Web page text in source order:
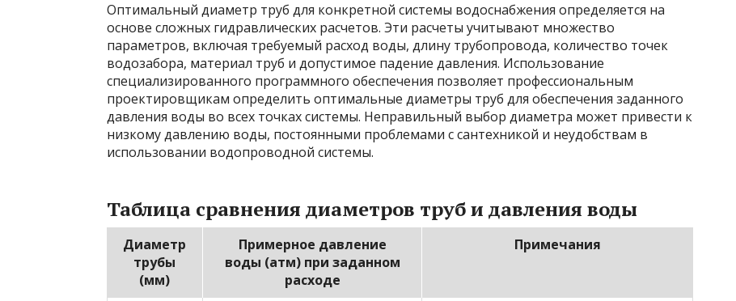
Оптимальный диаметр труб для конкретной системы водоснабжения определяется на
основе сложных гидравлических расчетов. Эти расчеты учитывают множество
параметров, включая требуемый расход воды, длину трубопровода, количество точек
водозабора, материал труб и допустимое падение давления. Использование
специализированного программного обеспечения позволяет профессиональным
проектировщикам определить оптимальные диаметры труб для обеспечения заданного
давления воды во всех точках системы. Неправильный выбор диаметра может привести к
низкому давлению воды, постоянными проблемами с сантехникой и неудобствам в
использовании водопроводной системы.
Таблица сравнения диаметров труб и давления воды
Диаметр
трубы
(мм)
Примерное давление
воды (атм) при заданном
расходе
Примечания